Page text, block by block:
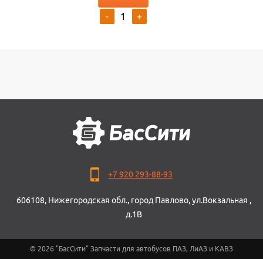
- +
+7 920 293-88-93
606108, Нижегородская обл., город Павлово, ул.Вокзальная ,
д.1В
© 2026 "БасСити" Запчасти для автобусов ПАЗ, ЛиАЗ и КАВЗ